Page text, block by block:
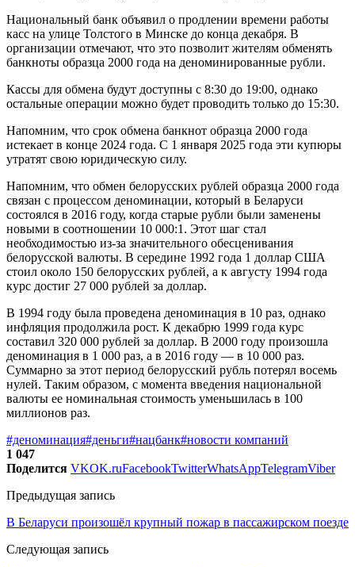
Национальный банк объявил о продлении времени работы
касс на улице Толстого в Минске до конца декабря. В
организации отмечают, что это позволит жителям обменять
банкноты образца 2000 года на деноминированные рубли.
Кассы для обмена будут доступны с 8:30 до 19:00, однако
остальные операции можно будет проводить только до 15:30.
Напомним, что срок обмена банкнот образца 2000 года
истекает в конце 2024 года. С 1 января 2025 года эти купюры
утратят свою юридическую силу.
Напомним, что обмен белорусских рублей образца 2000 года
связан с процессом деноминации, который в Беларуси
состоялся в 2016 году, когда старые рубли были заменены
новыми в соотношении 10 000:1. Этот шаг стал
необходимостью из-за значительного обесценивания
белорусской валюты. В середине 1992 года 1 доллар США
стоил около 150 белорусских рублей, а к августу 1994 года
курс достиг 27 000 рублей за доллар.
В 1994 году была проведена деноминация в 10 раз, однако
инфляция продолжила рост. К декабрю 1999 года курс
составил 320 000 рублей за доллар. В 2000 году произошла
деноминация в 1 000 раз, а в 2016 году — в 10 000 раз.
Суммарно за этот период белорусский рубль потерял восемь
нулей. Таким образом, с момента введения национальной
валюты ее номинальная стоимость уменьшилась в 100
миллионов раз.
#деноминация#деньги#нацбанк#новости компаний
1 047
Поделится VKOK.ruFacebookTwitterWhatsAppTelegramViber
Предыдущая запись
В Беларуси произошёл крупный пожар в пассажирском поезде
Следующая запись